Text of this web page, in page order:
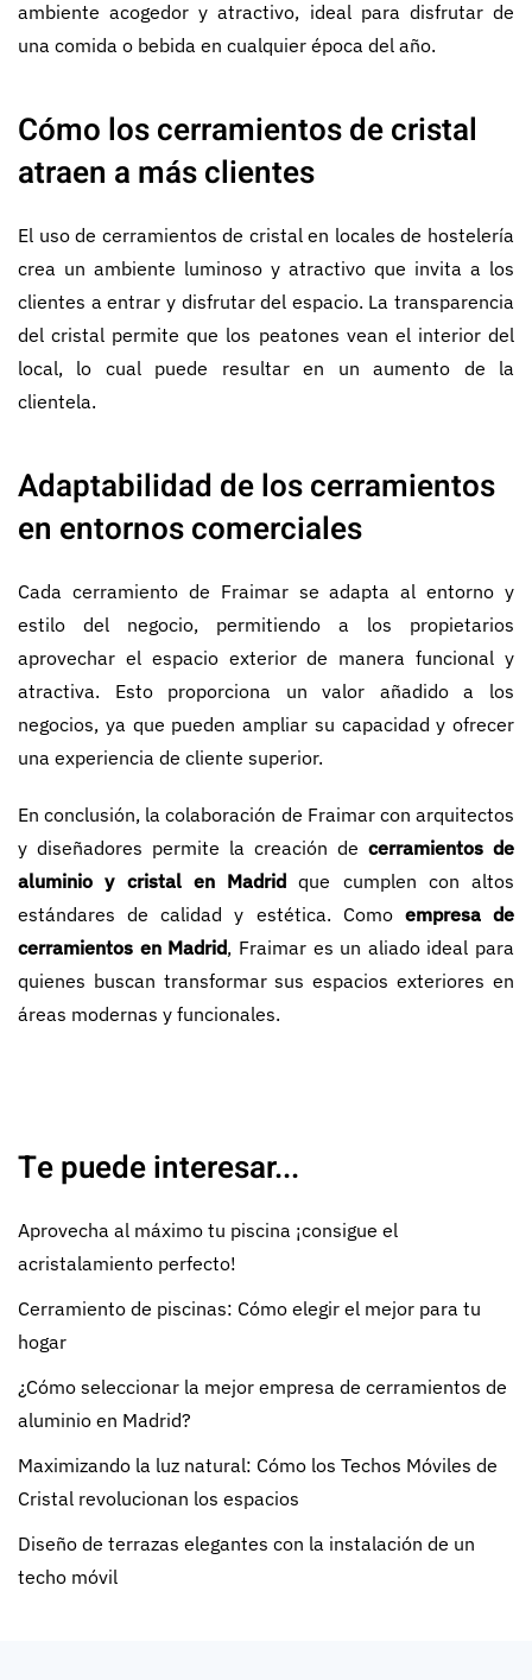
ambiente acogedor y atractivo, ideal para disfrutar de
una comida o bebida en cualquier época del año.
Cómo los cerramientos de cristal
atraen a más clientes
El uso de cerramientos de cristal en locales de hostelería
crea un ambiente luminoso y atractivo que invita a los
clientes a entrar y disfrutar del espacio. La transparencia
del cristal permite que los peatones vean el interior del
local, lo cual puede resultar en un aumento de la
clientela.
Adaptabilidad de los cerramientos
en entornos comerciales
Cada cerramiento de Fraimar se adapta al entorno y
estilo del negocio, permitiendo a los propietarios
aprovechar el espacio exterior de manera funcional y
atractiva. Esto proporciona un valor añadido a los
negocios, ya que pueden ampliar su capacidad y ofrecer
una experiencia de cliente superior.
En conclusión, la colaboración de Fraimar con arquitectos
y diseñadores permite la creación de cerramientos de
aluminio y cristal en Madrid que cumplen con altos
estándares de calidad y estética. Como empresa de
cerramientos en Madrid, Fraimar es un aliado ideal para
quienes buscan transformar sus espacios exteriores en
áreas modernas y funcionales.
Te puede interesar...
Aprovecha al máximo tu piscina ¡consigue el
acristalamiento perfecto!
Cerramiento de piscinas: Cómo elegir el mejor para tu
hogar
¿Cómo seleccionar la mejor empresa de cerramientos de
aluminio en Madrid?
Maximizando la luz natural: Cómo los Techos Móviles de
Cristal revolucionan los espacios
Diseño de terrazas elegantes con la instalación de un
techo móvil